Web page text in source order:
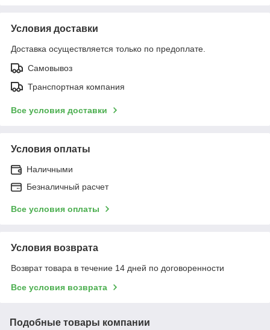
Условия доставки
Доставка осуществляется только по предоплате.
Самовывоз
Транспортная компания
Все условия доставки
Условия оплаты
Наличными
Безналичный расчет
Все условия оплаты
Условия возврата
Возврат товара в течение 14 дней по договоренности
Все условия возврата
Подобные товары компании